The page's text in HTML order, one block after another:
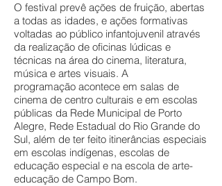
O festival prevê ações de fruição, abertas
a todas as idades, e ações formativas
voltadas ao público infantojuvenil através
da realização de oficinas lúdicas e
técnicas na área do cinema, literatura,
música e artes visuais. A
programação acontece em salas de
cinema de centro culturais e em escolas
públicas da Rede Municipal de Porto
Alegre, Rede Estadual do Rio Grande do
Sul, além de ter feito itinerâncias especiais
em escolas indígenas, escolas de
educação especial e na escola de arte-
educação de Campo Bom.